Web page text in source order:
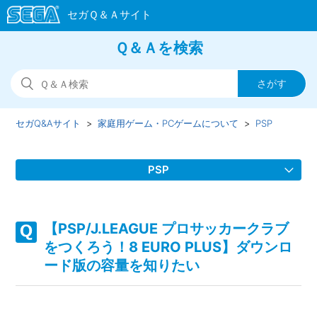
Ｑ＆Ａを検索
セガQ&Aサイト 家庭用ゲーム・PCゲームについて PSP
PSP
PLUS】PS3版、PS Vita版「サカつく」との違いは何か
【PSP/J.LEAGUE プロサッカークラブをつくろう！8 EURO
PLUS】「作成済み監督データを使用」から新たにクラブデ
ータを作成した場合、どの情報を引き継ぐことが可能か
【PSP/J.LEAGUE プロサッカークラブ
をつくろう！8 EURO PLUS】ダウンロ
ード版の容量を知りたい